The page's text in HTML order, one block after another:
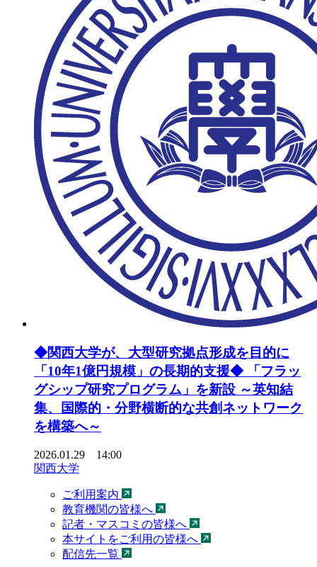
◆関西大学が、大型研究拠点形成を目的に
「10年1億円規模」の長期的支援◆ 「フラッ
グシップ研究プログラム」を新設 ～英知結
集、国際的・分野横断的な共創ネットワーク
を構築へ～
2026.01.29 14:00
関西大学
ご利用案内
教育機関の皆様へ
記者・マスコミの皆様へ
本サイトをご利用の皆様へ
配信先一覧